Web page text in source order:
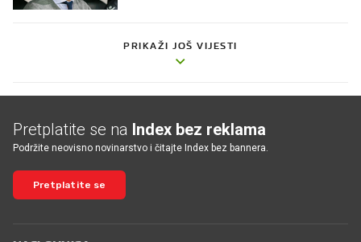
PRIKAŽI JOŠ VIJESTI
Pretplatite se na Index bez reklama
Podržite neovisno novinarstvo i čitajte Index bez bannera.
Pretplatite se